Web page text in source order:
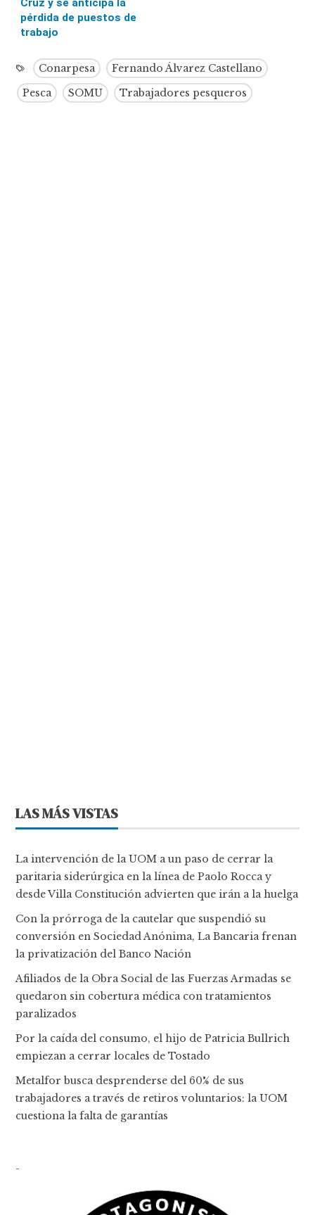
Cruz y se anticipa la
pérdida de puestos de
trabajo
Conarpesa
Fernando Álvarez Castellano
Pesca
SOMU Trabajadores pesqueros
LAS MÁS VISTAS
La intervención de la UOM a un paso de cerrar la
paritaria siderúrgica en la línea de Paolo Rocca y
desde Villa Constitución advierten que irán a la huelga
Con la prórroga de la cautelar que suspendió su
conversión en Sociedad Anónima, La Bancaria frenan
la privatización del Banco Nación
Afiliados de la Obra Social de las Fuerzas Armadas se
quedaron sin cobertura médica con tratamientos
paralizados
Por la caída del consumo, el hijo de Patricia Bullrich
empiezan a cerrar locales de Tostado
Metalfor busca desprenderse del 60% de sus
trabajadores a través de retiros voluntarios: la UOM
cuestiona la falta de garantías
-